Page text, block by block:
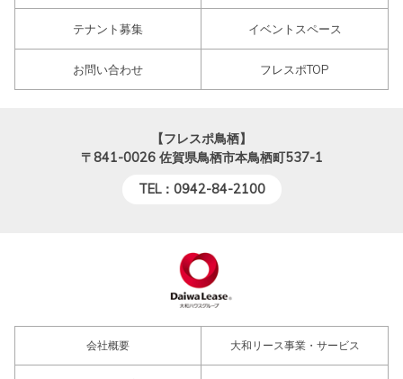
テナント募集 イベントスペース
お問い合わせ フレスポTOP
【フレスポ鳥栖】
〒841-0026 佐賀県鳥栖市本鳥栖町537-1
TEL：0942-84-2100
会社概要 大和リース事業・サービス